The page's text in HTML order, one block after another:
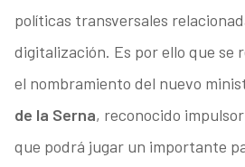
políticas transversales
digitalización. Es por ello que se
el nombramiento del nuevo
de la Serna, reconocido
que podrá jugar un importante